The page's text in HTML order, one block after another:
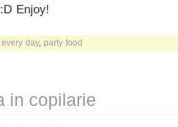
Enjoy!
every day, party food
in copilarie